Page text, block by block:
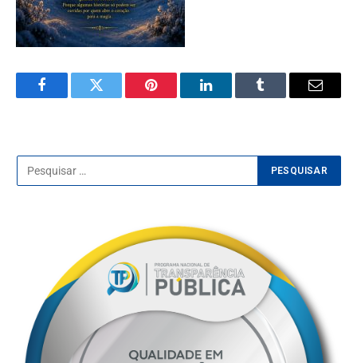
FacebookTwitter Pinterest LinkedInTumblr
E-